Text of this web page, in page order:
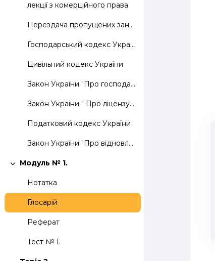
лекції з комерційного права
Перездача пропущених занять з комерційного права.
Господарський кодекс України
Цивільний кодекс України
Закон України "Про господарські товариства"
Закон України " Про ліцензування окремих видів господарської діяльності"
Податковий кодекс України
Закон України "Про відновлення платоспроможності боржника або визнання його банкрутом"
Згорнути
Модуль № 1.
Нотатка
Глосарій
Реферат
Тест № 1.